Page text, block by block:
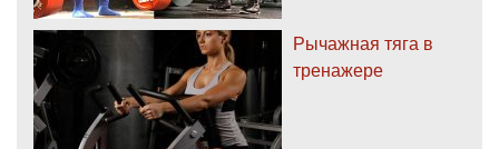
Рычажная тяга в
тренажере